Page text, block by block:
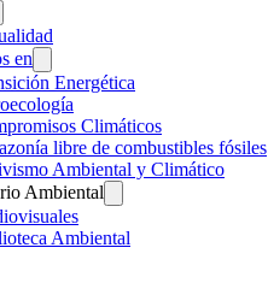
en
Energética
Climáticos
libre de combustibles fósiles
Ambiental y Climático
Ambiental
Ambiental